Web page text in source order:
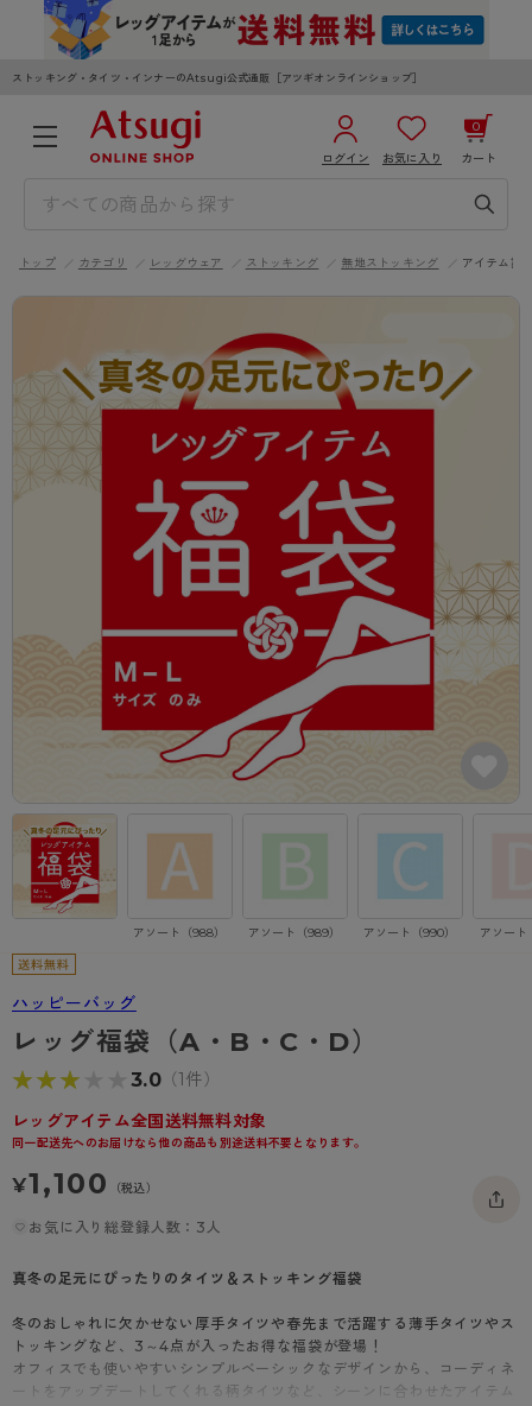
ストッキング・タイツ・インナーのAtsugi公式通販［アツギオンラインショップ］
ログイン お気に入り カート
0
カートを見る
3,980円以上のご購入で送料無料
ログイン／新規会員登録
WOMEN MEN
カテゴリから探す
レッグウェア
ストッキング
- 無地ストッキング
- 柄ストッキング
- ショート丈ストッキング
- 着圧ストッキング
- パンティ部レスストッキング
タイツ
- 無地タイツ
- 柄タイツ
- ひざ下丈タイツ
- 着圧タイツ
ソックス・靴下
レギンス・スパッツ
インナーウェア
ブラジャー
- ノンワイヤーブラ
- ブラトップ
ショーツ
- レギュラーショーツ
- サニタリーショーツ
- ガードル・補正ショーツ
肌着・インナー
- 長袖（七分袖以上）
- タンクトップ
- カップ付きインナー
ライフスタイルウェア
ボトムス
ルームウェア・パジャマ
アクティブ・スポーツ
- スポーツブラ
- スポーツトップス
- スポーツボトムス
雑貨・小物
レッグウエア
ソックス・靴下
クルー・レギュラー丈ソックス
スニーカー丈・くるぶし丈ソックス
ハイソックス
インナーウエア
メンズパンツ
ボクサー
Tバック・ビキニ
肌着・インナー
ライフスタイルウェア
ボトムス
ルームウェア・パジャマ
レッグウエア
タイツ
ソックス・靴下
クルー・レギュラー丈ソックス
スニーカー丈・くるぶし丈ソックス
ハイソックス
スクールソックス
インナーウエア
ブラジャー
ノンワイヤーブラ
スポーツブラ
ショーツ
レギュラーショーツ
サニタリーショーツ
ボクサー
ブランドから探す
アスティーグ
クリアビューティアクティブ
スゴスト
フェイクタイツ
hotto comfort
Atsugi COLORS
BT
スクールタイム
みんなの、みんなの。
CLINICAL
ハイジュニ
商品選びのお手伝い
私に似合う、ストッキング選び
タイツの選び方
ご利用ガイド
はじめての方へ
よくある質問（FAQ）
サイズ表
お支払い方法について
配送方法について
返品・交換について
お問い合わせについて
トップ カテゴリ レッグウェア ストッキング 無地ストッキング アイテム詳
アソート（988） アソート（989） アソート（990） アソート
ハッピーバッグ
レッグ福袋（A・B・C・D）
★★★★★
★★★★★ 3.0（1件）
レッグアイテム全国送料無料対象
同一配送先へのお届けなら他の商品も別途送料不要となります。
¥1,100 （税込）
お気に入り総登録人数：3人
真冬の足元にぴったりのタイツ＆ストッキング福袋
冬のおしゃれに欠かせない厚手タイツや春先まで活躍する薄手タイツやス
トッキングなど、3～4点が入ったお得な福袋が登場！
オフィスでも使いやすいシンプルベーシックなデザインから、コーディネ
ートをアップデートしてくれる柄タイツなど、シーンに合わせたアイテム